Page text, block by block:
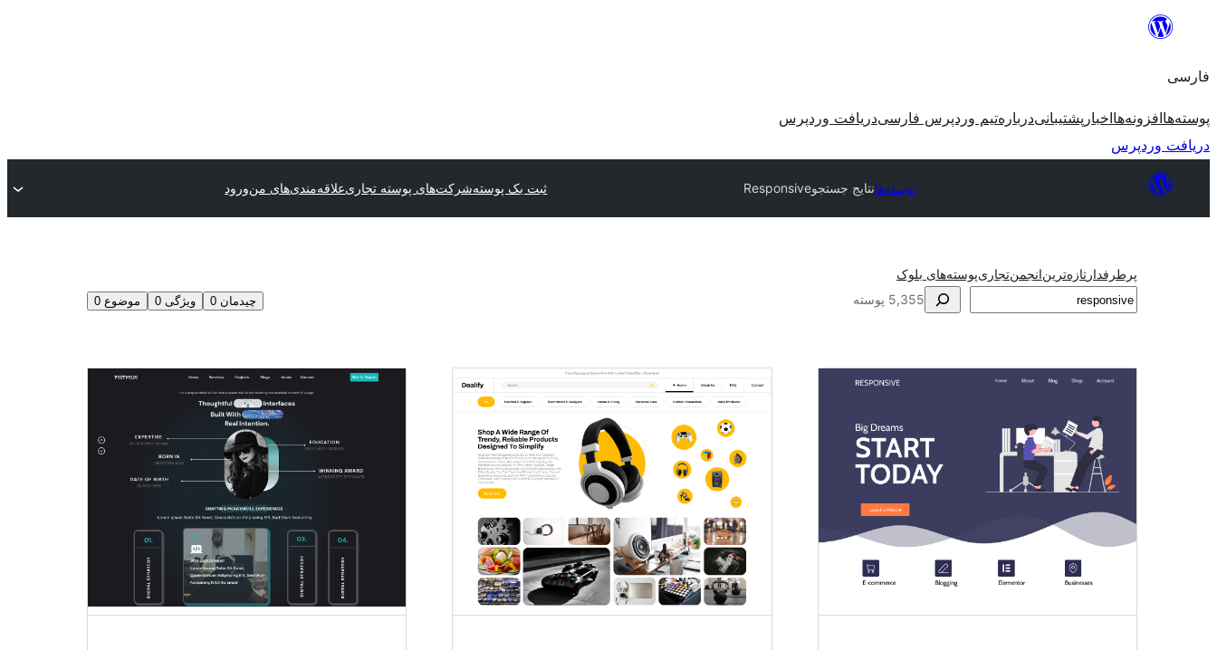
محتوا
فارسی
پوسته‌هاافزونه‌هااخبار پشتیبانیدربارهتیم وردپرس فارسیدریافت وردپرس
دریافت وردپرس
پوسته‌هانتایج جستجوResponsive ثبت یک پوستهشرکت‌های پوسته تجاریعلاقه‌مندی‌های منورود
پرطرفدار تازه‌ترینانجمنتجاریپوسته‌های بلوک
جستجو 5,355 پوسته چیدمان 0 ویژگی 0 موضوع 0
نتایج